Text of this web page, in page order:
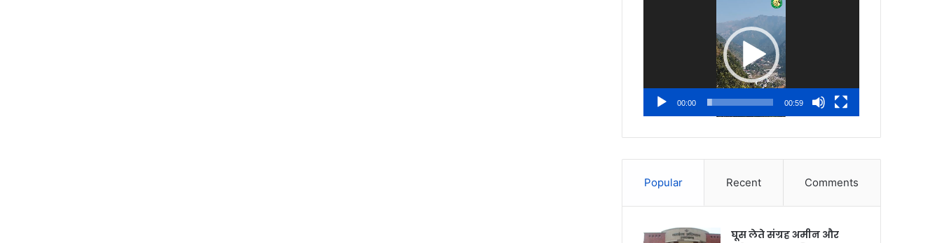
00:00 00:59
Popular Recent Comments
घूस लेते संग्रह अमीन और